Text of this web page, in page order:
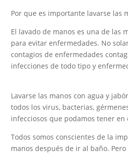
Por que es importante lavarse las
El lavado de manos es una de las
para evitar enfermedades. No
contagios de enfermedades
infecciones de todo tipo y
Lavarse las manos con agua y
todos los virus, bacterias,
infecciosos que podamos tener en
Todos somos conscientes de la
manos después de ir al baño.